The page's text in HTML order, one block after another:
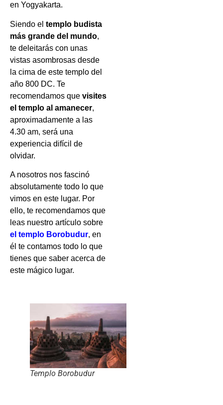
en Yogyakarta.
Siendo el templo budista
más grande del mundo,
te deleitarás con unas
vistas asombrosas desde
la cima de este templo del
año 800 DC. Te
recomendamos que visites
el templo al amanecer,
aproximadamente a las
4.30 am, será una
experiencia difícil de
olvidar.
A nosotros nos fascinó
absolutamente todo lo que
vimos en este lugar. Por
ello, te recomendamos que
leas nuestro artículo sobre
el templo Borobudur, en
él te contamos todo lo que
tienes que saber acerca de
este mágico lugar.
Templo Borobudur